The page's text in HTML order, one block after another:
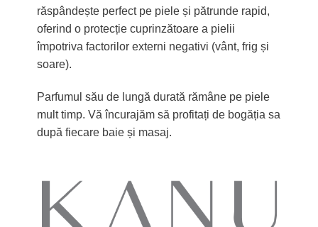
răspândește perfect pe piele și pătrunde rapid,
oferind o protecție cuprinzătoare a pielii
împotriva factorilor externi negativi (vânt, frig și
soare).
Parfumul său de lungă durată rămâne pe piele
mult timp. Vă încurajăm să profitați de bogăția sa
după fiecare baie și masaj.